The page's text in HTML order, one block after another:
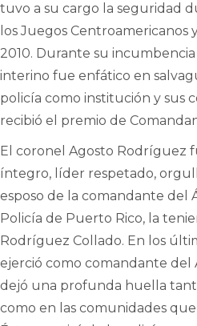
tuvo a su cargo la seguridad
los Juegos Centroamericanos
2010. Durante su
interino fue enfático en
policía como institución y sus
recibió el premio de
El coronel Agosto Rodríguez
íntegro, líder respetado,
esposo de la comandante del
Policía de Puerto Rico, la
Rodríguez Collado. En los
ejerció como comandante del
dejó una profunda huella
como en las comunidades